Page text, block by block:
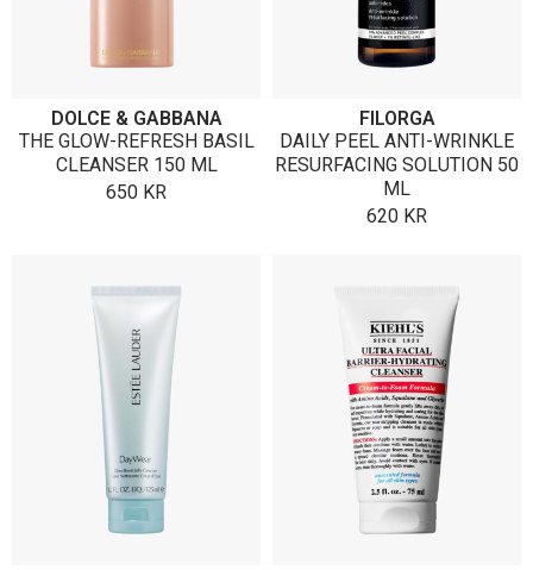
DOLCE & GABBANA
THE GLOW-REFRESH BASIL
CLEANSER 150 ML
650 KR
FILORGA
DAILY PEEL ANTI-WRINKLE
RESURFACING SOLUTION 50
ML
620 KR